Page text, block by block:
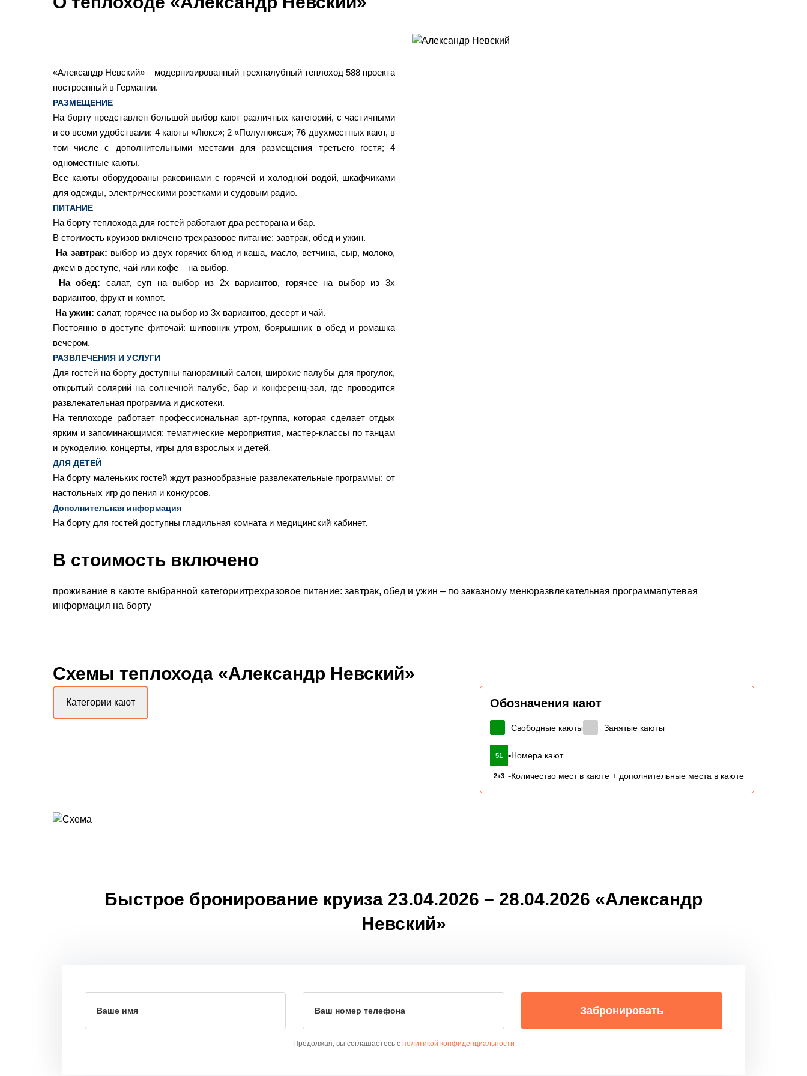
«Александр Невский» – модернизированный трехпалубный теплоход 588 проекта
построенный в Германии.
РАЗМЕЩЕНИЕ
На борту представлен большой выбор кают различных категорий, с частичными
и со всеми удобствами: 4 каюты «Люкс»; 2 «Полулюкса»; 76 двухместных кают, в
том числе с дополнительными местами для размещения третьего гостя; 4
одноместные каюты.
Все каюты оборудованы раковинами с горячей и холодной водой, шкафчиками
для одежды, электрическими розетками и судовым радио.
ПИТАНИЕ
На борту теплохода для гостей работают два ресторана и бар.
В стоимость круизов включено трехразовое питание: завтрак, обед и ужин.
На завтрак: выбор из двух горячих блюд и каша, масло, ветчина, сыр, молоко,
джем в доступе, чай или кофе – на выбор.
На обед: салат, суп на выбор из 2х вариантов, горячее на выбор из 3х
вариантов, фрукт и компот.
На ужин: салат, горячее на выбор из 3х вариантов, десерт и чай.
Постоянно в доступе фиточай: шиповник утром, боярышник в обед и ромашка
вечером.
РАЗВЛЕЧЕНИЯ И УСЛУГИ
Для гостей на борту доступны панорамный салон, широкие палубы для прогулок,
открытый солярий на солнечной палубе, бар и конференц-зал, где проводится
развлекательная программа и дискотеки.
На теплоходе работает профессиональная арт-группа, которая сделает отдых
ярким и запоминающимся: тематические мероприятия, мастер-классы по танцам
и рукоделию, концерты, игры для взрослых и детей.
ДЛЯ ДЕТЕЙ
На борту маленьких гостей ждут разнообразные развлекательные программы: от
настольных игр до пения и конкурсов.
Дополнительная информация
На борту для гостей доступны гладильная комната и медицинский кабинет.
В стоимость включено
проживание в каюте выбранной категориитрехразовое питание: завтрак, обед и ужин – по заказному менюразвлекательная программапутевая
информация на борту
Схемы теплохода «Александр Невский»
Обозначения кают
Свободные каюты Занятые каюты
51 -Номера кают
2+3 -Количество мест в каюте + дополнительные места в каюте
Категории кают
Быстрое бронирование круиза 23.04.2026 – 28.04.2026 «Александр
Невский»
Ваше имя Ваш номер телефона Забронировать
Продолжая, вы соглашаетесь с политикой конфиденциальности